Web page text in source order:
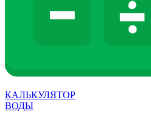
КАЛЬКУЛЯТОР
ВОДЫ